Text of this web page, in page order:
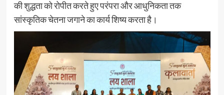
की शुद्धता को रोपीत करते हुए परंपरा और आधुनिकता तक
सांस्कृतिक चेतना जगाने का कार्य शिष्य करता है।